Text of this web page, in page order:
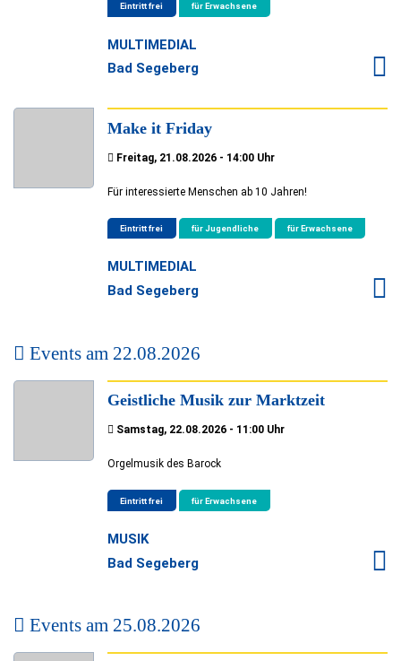
Eintritt frei für Erwachsene
MULTIMEDIAL
Bad Segeberg
Make it Friday
Freitag, 21.08.2026 - 14:00 Uhr
Für interessierte Menschen ab 10 Jahren!
Eintritt frei für Jugendliche für Erwachsene
MULTIMEDIAL
Bad Segeberg
Events am 22.08.2026
Geistliche Musik zur Marktzeit
Samstag, 22.08.2026 - 11:00 Uhr
Orgelmusik des Barock
Eintritt frei für Erwachsene
MUSIK
Bad Segeberg
Events am 25.08.2026